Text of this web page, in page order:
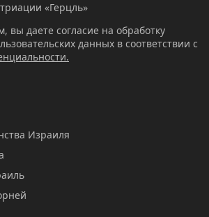
«Герцль»
вы даете согласие на обработку
данных в соответствии с
Израиля